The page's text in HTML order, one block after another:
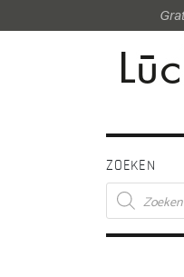
ZOEKEN
Producten
zoeken